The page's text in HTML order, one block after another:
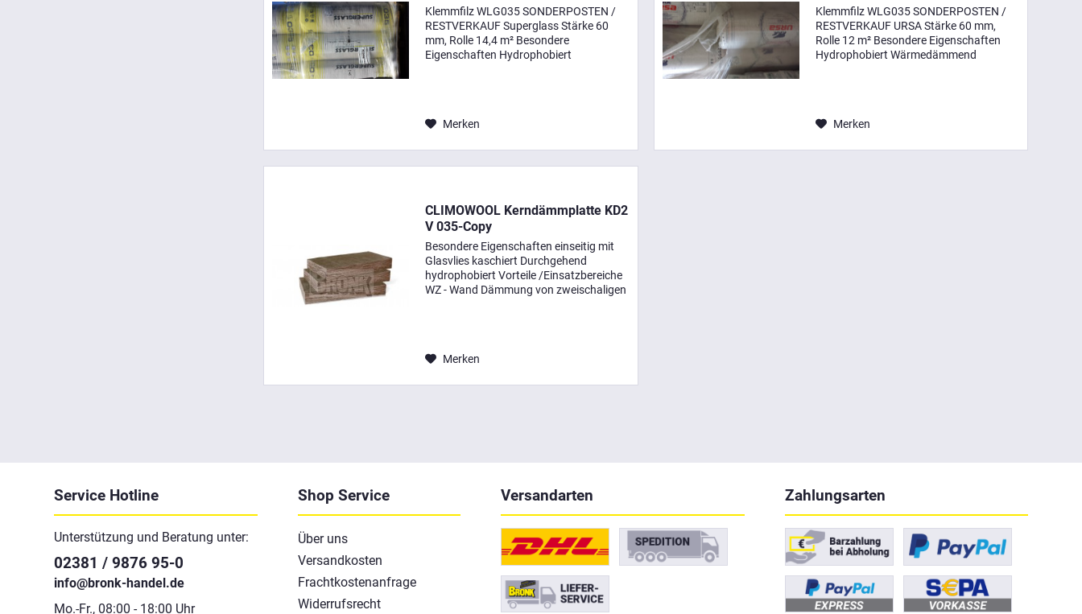
Klemmfilz WLG035 SONDERPOSTEN /
RESTVERKAUF Superglass Stärke 60
mm, Rolle 14,4 m² Besondere
Eigenschaften Hydrophobiert
Merken
Klemmfilz WLG035 SONDERPOSTEN /
RESTVERKAUF URSA Stärke 60 mm,
Rolle 12 m² Besondere Eigenschaften
Hydrophobiert Wärmedämmend
Merken
CLIMOWOOL Kerndämmplatte KD2
V 035-Copy
Besondere Eigenschaften einseitig mit
Glasvlies kaschiert Durchgehend
hydrophobiert Vorteile /Einsatzbereiche
WZ - Wand Dämmung von zweischaligen
Merken
Service Hotline
Unterstützung und Beratung unter:
02381 / 9876 95-0
info@bronk-handel.de
Mo.-Fr., 08:00 - 18:00 Uhr
Shop Service
Über uns
Versandkosten
Frachtkostenanfrage
Widerrufsrecht
Versandarten Zahlungsarten